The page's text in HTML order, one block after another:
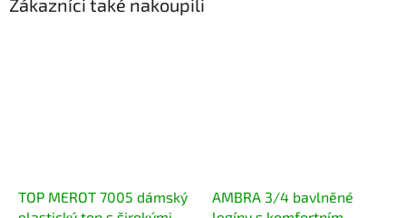
Zákazníci také nakoupili
TOP MEROT 7005 dámský
AMBRA 3/4 bavlněné